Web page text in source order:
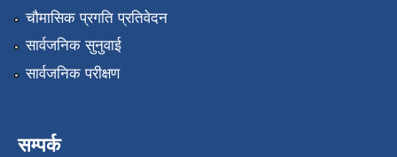
चौमासिक प्रगति प्रतिवेदन
सार्वजनिक सुनुवाई
सार्वजनिक परीक्षण
सम्पर्क